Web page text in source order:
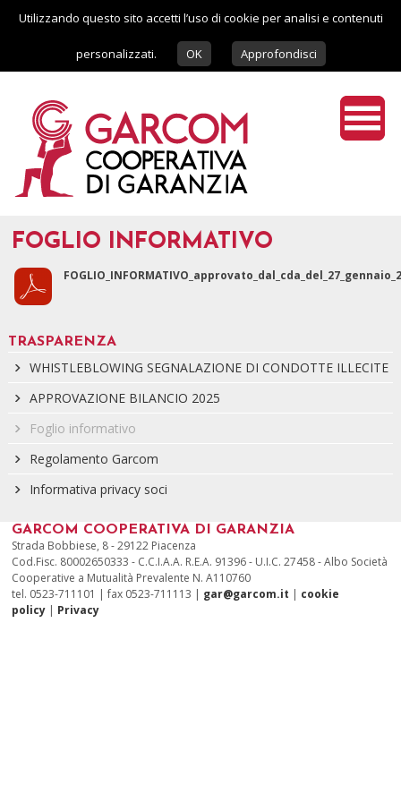
Utilizzando questo sito accetti l’uso di cookie per analisi e contenuti
personalizzati. OK Approfondisci
FOGLIO INFORMATIVO
TRASPARENZA
WHISTLEBLOWING SEGNALAZIONE DI CONDOTTE ILLECITE
APPROVAZIONE BILANCIO 2025
Foglio informativo
Regolamento Garcom
Informativa privacy soci
GARCOM COOPERATIVA DI GARANZIA
Strada Bobbiese, 8 - 29122 Piacenza
Cod.Fisc. 80002650333 - C.C.I.A.A. R.E.A. 91396 - U.I.C. 27458 - Albo Società
Cooperative a Mutualità Prevalente N. A110760
tel. 0523-711101 | fax 0523-711113 | gar@garcom.it | cookie
policy | Privacy